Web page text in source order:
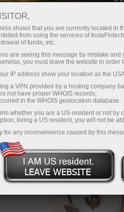
กับ InstaForex คุณจะ
สูงสุด 1:5000 สเปรดแ
คอมมิชชั่นที่ดีที่สุดในตล
เงื่อนไขที่เหมาะสมสำห
หุ้นและดัชนี
InstaForex ทุกคนสาม
สูงสุด 30% จากยอดฝา
ประโยชน์จากโปรโมชั่
พิเศษอื่น ๆ
โบนัส 30%
สำหรับทุกการฝาก
ความเร็ว
ในการเทรดและบนทา
แจ็กพอตของขวัญส่วน
ฝากเงินจำนวน $333 — เลือ
$1,500
เทรดแบบไร้ความเสี่ย
กำไรของคุณ
shows that you are currently located in
from using the services of
of funds, etc.
are seeing this message by mistake
you must leave the website in order
IP address show your location as the
a VPN provided by a hosting company
not have proper WHOIS records;
in the WHOIS geolocation database.
whether you are a US resident or not by
being a US resident, you will not be
for any inconvenience caused by this